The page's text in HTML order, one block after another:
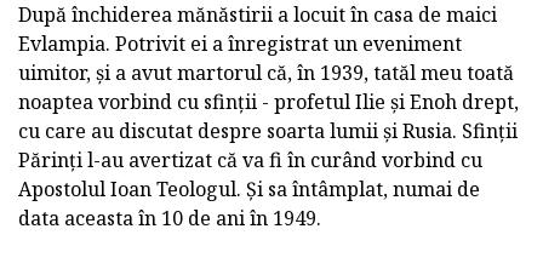
După închiderea mănăstirii a locuit în casa de maici
Evlampia. Potrivit ei a înregistrat un eveniment
uimitor, și a avut martorul că, în 1939, tatăl meu toată
noaptea vorbind cu sfinții - profetul Ilie și Enoh drept,
cu care au discutat despre soarta lumii și Rusia. Sfinții
Părinți l-au avertizat că va fi în curând vorbind cu
Apostolul Ioan Teologul. Și sa întâmplat, numai de
data aceasta în 10 de ani în 1949.